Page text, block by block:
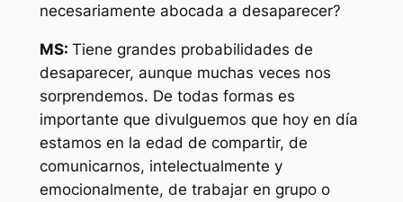
necesariamente abocada a desaparecer?
MS: Tiene grandes probabilidades de
desaparecer, aunque muchas veces nos
sorprendemos. De todas formas es
importante que divulguemos que hoy en día
estamos en la edad de compartir, de
comunicarnos, intelectualmente y
emocionalmente, de trabajar en grupo o